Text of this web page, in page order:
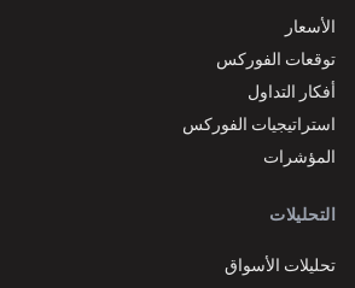
الأسعار
توقعات الفوركس
أفكار التداول
استراتيجيات الفوركس
المؤشرات
التحليلات
تحليلات الأسواق